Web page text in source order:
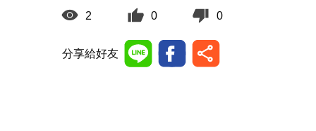
2 0 0
分享給好友